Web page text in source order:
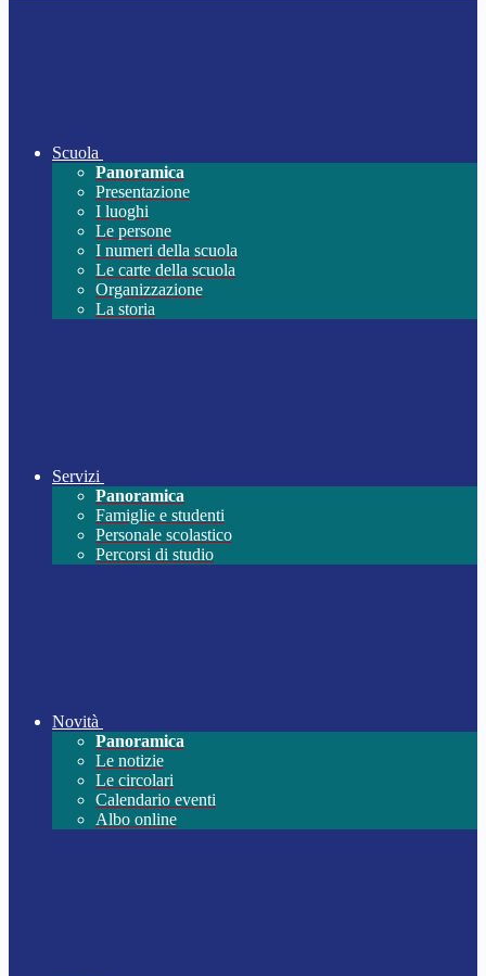
Scuola
Panoramica
Presentazione
I luoghi
Le persone
I numeri della scuola
Le carte della scuola
Organizzazione
La storia
Servizi
Panoramica
Famiglie e studenti
Personale scolastico
Percorsi di studio
Novità
Panoramica
Le notizie
Le circolari
Calendario eventi
Albo online